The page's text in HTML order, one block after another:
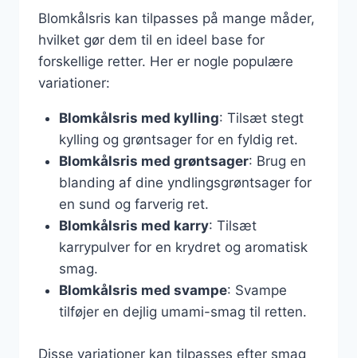
Blomkålsris kan tilpasses på mange måder,
hvilket gør dem til en ideel base for
forskellige retter. Her er nogle populære
variationer:
Blomkålsris med kylling: Tilsæt stegt
kylling og grøntsager for en fyldig ret.
Blomkålsris med grøntsager: Brug en
blanding af dine yndlingsgrøntsager for
en sund og farverig ret.
Blomkålsris med karry: Tilsæt
karrypulver for en krydret og aromatisk
smag.
Blomkålsris med svampe: Svampe
tilføjer en dejlig umami-smag til retten.
Disse variationer kan tilpasses efter smag